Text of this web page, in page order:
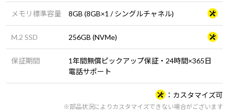
メモリ標準容量 8GB (8GB×1 / シングルチャネル)
M.2 SSD 256GB (NVMe)
保証期間
1年間無償ピックアップ保証・24時間×365日
電話サポート
カスタマイズ可
※部品状況によりカスタマイズできない場合がございます